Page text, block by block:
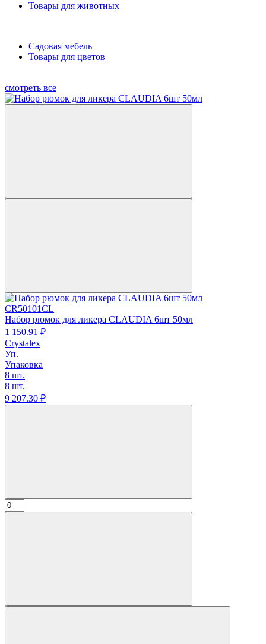
Товары для животных
Садовая мебель
Товары для цветов
смотреть все
CR50101CL
Набор рюмок для ликера CLAUDIA 6шт 50мл
1 150.91 ₽
Crystalex
Уп.
Упаковка
8 шт.
8 шт.
9 207.30 ₽